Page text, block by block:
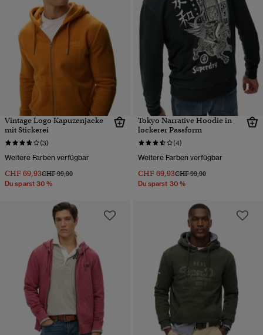
Vintage Logo Kapuzenjacke
mit Stickerei
(3)
Weitere Farben verfügbar
CHF 69,93Preis wurde reduziert von
CHF 99,90bis
Du sparst 30 %
Tokyo Narrative Hoodie in
lockerer Passform
(4)
Weitere Farben verfügbar
CHF 69,93Preis wurde reduziert von
CHF 99,90bis
Du sparst 30 %